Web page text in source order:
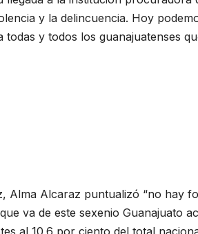
y la delincuencia. Hoy
y todos los guanajuatenses
Alma Alcaraz puntualizó “no hay
va de este sexenio Guanajuato
al 10.6 por ciento del total